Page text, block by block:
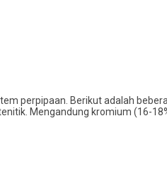
perpipaan. Berikut adalah
Mengandung kromium (16-